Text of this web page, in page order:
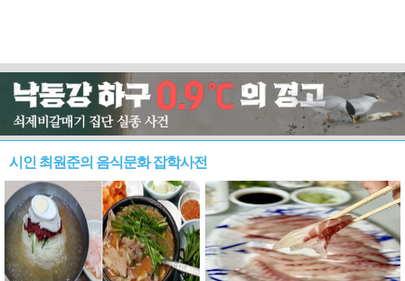
시인 최원준의 음식문화 잡학사전